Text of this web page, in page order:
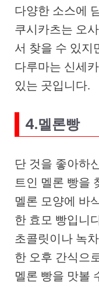
다양한 소스에
쿠시카츠는 오
서 찾을 수 있지
다루마는 신세
있는 곳입니다.
4.멜론빵
단 것을 좋아하
트인 멜론 빵을
멜론 모양에 바
한 효모 빵입니
초콜릿이나 녹
한 오후 간식으
멜론 빵을 맛볼